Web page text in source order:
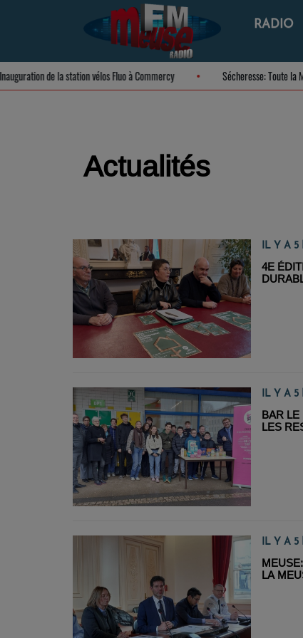
RADIO
Inauguration de la station vélos Fluo à Commercy Sécheresse:
Actualités
IL Y A 5
4E
IL Y A 5
BAR LE
LES
IL Y A 5
LA